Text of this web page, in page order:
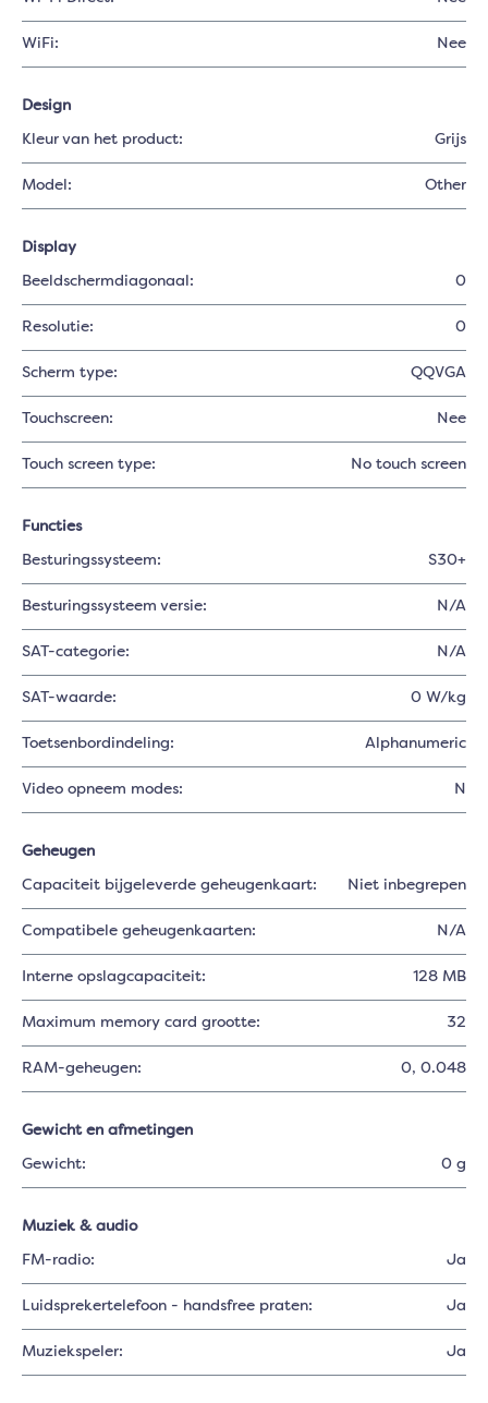
WiFi: Nee
Design
Kleur van het product: Grijs
Model: Other
Display
Beeldschermdiagonaal: 0
Resolutie: 0
Scherm type: QQVGA
Touchscreen: Nee
Touch screen type: No touch screen
Functies
Besturingssysteem: S30+
Besturingssysteem versie: N/A
SAT-categorie: N/A
SAT-waarde: 0 W/kg
Toetsenbordindeling: Alphanumeric
Video opneem modes: N
Geheugen
Capaciteit bijgeleverde geheugenkaart: Niet inbegrepen
Compatibele geheugenkaarten: N/A
Interne opslagcapaciteit: 128 MB
Maximum memory card grootte: 32
RAM-geheugen: 0, 0.048
Gewicht en afmetingen
Gewicht: 0 g
Muziek & audio
FM-radio: Ja
Luidsprekertelefoon - handsfree praten: Ja
Muziekspeler: Ja